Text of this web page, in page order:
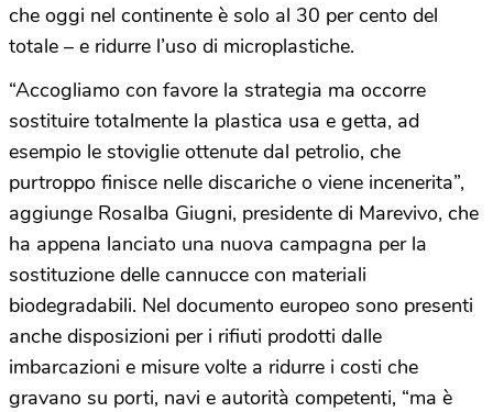
che oggi nel continente è solo al 30 per cento del
totale – e ridurre l’uso di microplastiche.
“Accogliamo con favore la strategia ma occorre
sostituire totalmente la plastica usa e getta, ad
esempio le stoviglie ottenute dal petrolio, che
purtroppo finisce nelle discariche o viene incenerita”,
aggiunge Rosalba Giugni, presidente di Marevivo, che
ha appena lanciato una nuova campagna per la
sostituzione delle cannucce con materiali
biodegradabili. Nel documento europeo sono presenti
anche disposizioni per i rifiuti prodotti dalle
imbarcazioni e misure volte a ridurre i costi che
gravano su porti, navi e autorità competenti, “ma è